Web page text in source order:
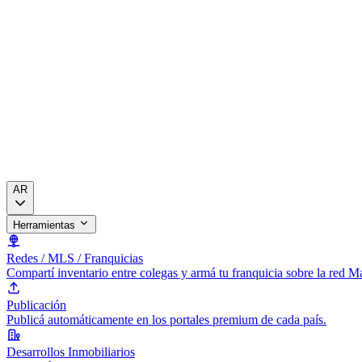
AR
Herramientas
Redes / MLS / Franquicias
Compartí inventario entre colegas y armá tu franquicia sobre la red
Publicación
Publicá automáticamente en los portales premium de cada país.
Desarrollos Inmobiliarios